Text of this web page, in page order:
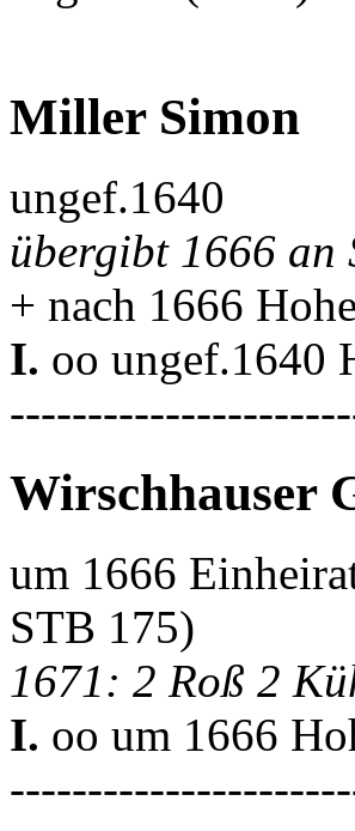
Miller Simon
ungef.1640
übergibt 1666 an
+ nach 1666
I. oo ungef.1640
Wirschhauser
um 1666
STB 175)
1671: 2 Roß 2
I. oo um 1666